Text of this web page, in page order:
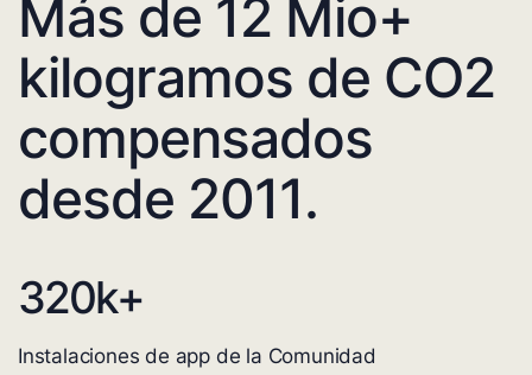
Más de 12 Mio+
kilogramos de CO2
compensados
desde 2011.
320k+
Instalaciones de app de la Comunidad